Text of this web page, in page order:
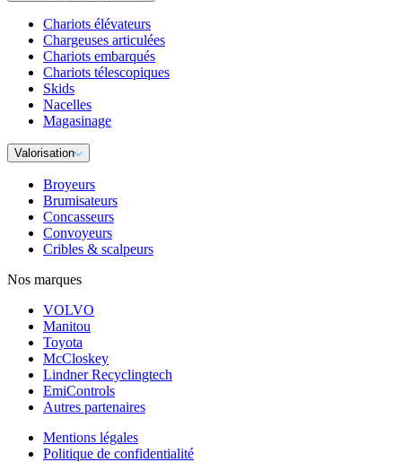
Chariots élévateurs
Chargeuses articulées
Chariots embarqués
Chariots télescopiques
Skids
Nacelles
Magasinage
Valorisation
Broyeurs
Brumisateurs
Concasseurs
Convoyeurs
Cribles & scalpeurs
Nos marques
VOLVO
Manitou
Toyota
McCloskey
Lindner Recyclingtech
EmiControls
Autres partenaires
Mentions légales
Politique de confidentialité